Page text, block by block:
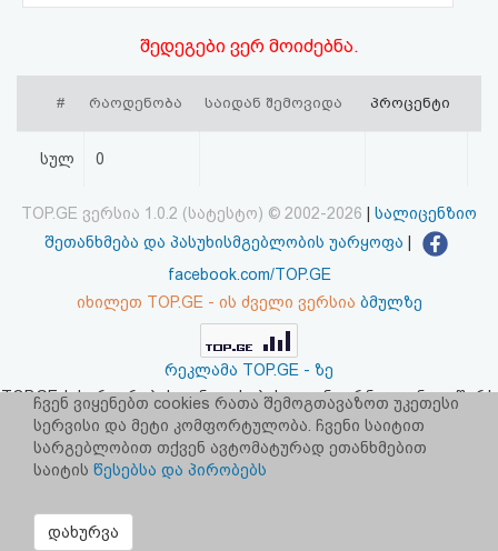
HTML
კოდი
სალიცენზიო
პასუხისმგებლობის
უარყოფა
შედეგები ვერ მოიძებნა.
# რაოდენობა საიდან შემოვიდა პროცენტი
სულ 0
TOP.GE ვერსია 1.0.2 (სატესტო) © 2002-2026
სალიცენზიო
შეთანხმება და პასუხისმგებლობის უარყოფა
facebook.com/TOP.GE
იხილეთ TOP.GE - ის ძველი ვერსია ბმულზე
რეკლამა TOP.GE - ზე
TOP.GE-ს სერვერების განთავსებას და ინტერნეტთან კავშირს
უზრუნველყოფს:CLOUD9
ჩვენ ვიყენებთ cookies რათა შემოგთავაზოთ უკეთესი
სერვისი და მეტი კომფორტულობა. ჩვენი საიტით
სარგებლობით თქვენ ავტომატურად ეთანხმებით
საიტის წესებსა და პირობებს
დახურვა